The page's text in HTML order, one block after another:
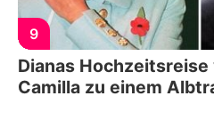
9
Dianas
Camilla zu einem